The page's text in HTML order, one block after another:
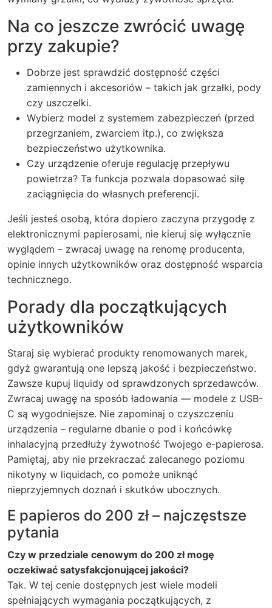
Na co jeszcze zwrócić uwagę
przy zakupie?
Dobrze jest sprawdzić dostępność części
zamiennych i akcesoriów – takich jak grzałki, pody
czy uszczelki.
Wybierz model z systemem zabezpieczeń (przed
przegrzaniem, zwarciem itp.), co zwiększa
bezpieczeństwo użytkownika.
Czy urządzenie oferuje regulację przepływu
powietrza? Ta funkcja pozwala dopasować siłę
zaciągnięcia do własnych preferencji.
Jeśli jesteś osobą, która dopiero zaczyna przygodę z
elektronicznymi papierosami, nie kieruj się wyłącznie
wyglądem – zwracaj uwagę na renomę producenta,
opinie innych użytkowników oraz dostępność wsparcia
technicznego.
Porady dla początkujących
użytkowników
Staraj się wybierać produkty renomowanych marek,
gdyż gwarantują one lepszą jakość i bezpieczeństwo.
Zawsze kupuj liquidy od sprawdzonych sprzedawców.
Zwracaj uwagę na sposób ładowania — modele z USB-
C są wygodniejsze. Nie zapominaj o czyszczeniu
urządzenia – regularne dbanie o pod i końcówkę
inhalacyjną przedłuży żywotność Twojego e-papierosa.
Pamiętaj, aby nie przekraczać zalecanego poziomu
nikotyny w liquidach, co pomoże uniknąć
nieprzyjemnych doznań i skutków ubocznych.
E papieros do 200 zł – najczęstsze
pytania
Czy w przedziale cenowym do 200 zł mogę
oczekiwać satysfakcjonującej jakości?
Tak. W tej cenie dostępnych jest wiele modeli
spełniających wymagania początkujących, z